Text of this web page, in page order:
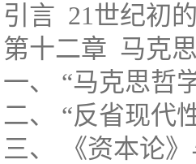
引言 21世纪初
第十二章 马克
一、 “马克思哲
二、 “反省现代
三、 《资本论